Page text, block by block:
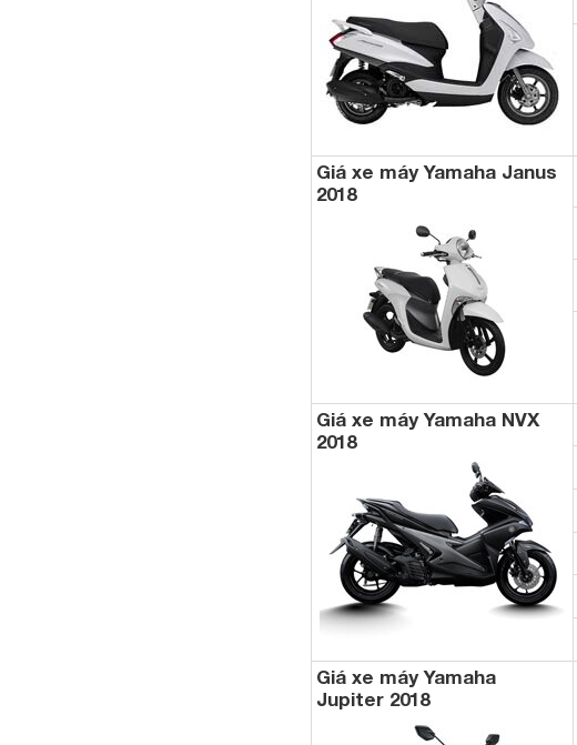
Giá xe máy Yamaha Janus
2018
Giá xe máy Yamaha NVX
2018
Giá xe máy Yamaha
Jupiter 2018